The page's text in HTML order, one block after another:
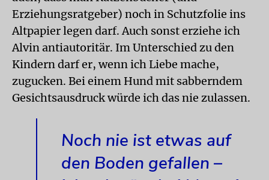
Erziehungsratgeber) noch in Schutzfolie ins
Altpapier legen darf. Auch sonst erziehe ich
Alvin antiautoritär. Im Unterschied zu den
Kindern darf er, wenn ich Liebe mache,
zugucken. Bei einem Hund mit sabberndem
Gesichtsausdruck würde ich das nie zulassen.
Noch nie ist etwas auf
den Boden gefallen –